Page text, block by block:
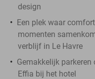
design
Een plek waar
momenten
verblijf in Le Havre
Gemakkelijk
Effia bij het hotel